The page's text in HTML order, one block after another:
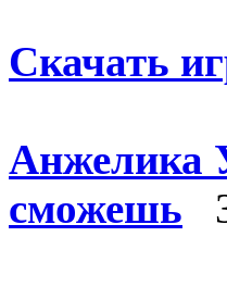
Скачать
Анжелика
сможешь